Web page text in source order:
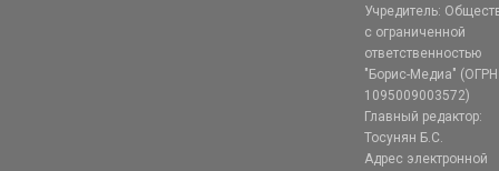
Учредитель:
с ограниченной
ответственностью
"Борис-Медиа" (ОГРН
1095009003572)
Главный редактор:
Тосунян Б.С.
Адрес электронной